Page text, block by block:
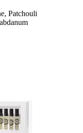
Patchouli